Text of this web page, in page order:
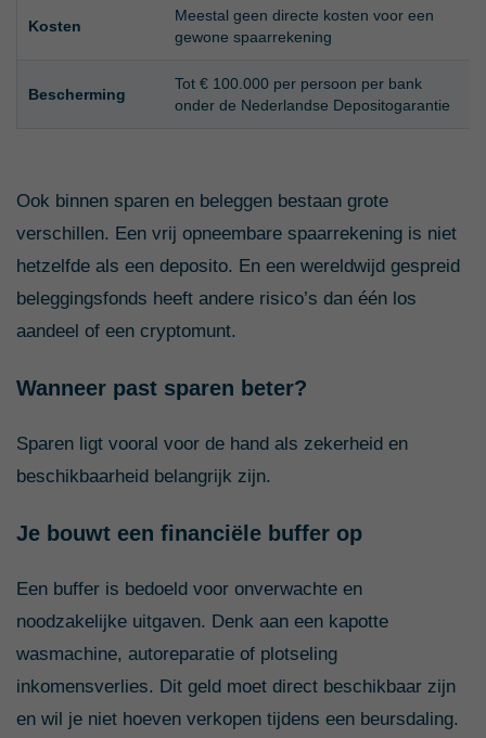
Kosten
Meestal geen directe kosten voor een
gewone spaarrekening
Bescherming
Tot € 100.000 per persoon per bank
onder de Nederlandse Depositogarantie
Ook binnen sparen en beleggen bestaan grote
verschillen. Een vrij opneembare spaarrekening is niet
hetzelfde als een deposito. En een wereldwijd gespreid
beleggingsfonds heeft andere risico’s dan één los
aandeel of een cryptomunt.
Wanneer past sparen beter?
Sparen ligt vooral voor de hand als zekerheid en
beschikbaarheid belangrijk zijn.
Je bouwt een financiële buffer op
Een buffer is bedoeld voor onverwachte en
noodzakelijke uitgaven. Denk aan een kapotte
wasmachine, autoreparatie of plotseling
inkomensverlies. Dit geld moet direct beschikbaar zijn
en wil je niet hoeven verkopen tijdens een beursdaling.